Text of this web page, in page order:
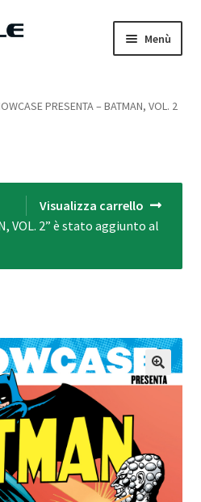
Menù
PRESENTA – BATMAN, VOL. 2
Visualizza carrello
VOL. 2” è stato aggiunto al